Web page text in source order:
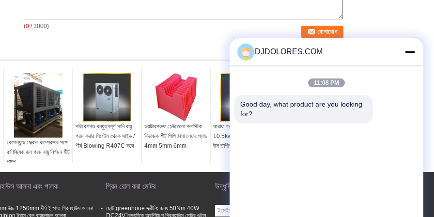
(0 / 3000)
কোপল্যান্ড স্ক্রোল কম্প্রেসার সঙ্গে
বাণিজ্যিক জল গরম বায়ু নির্গমন হীট
পাম্প
পরিবেশগত বন্ধুত্বপূর্ণ পানি বায়ু
গরম করার সিস্টেম থেকে সাইড /
শীর্ষ Blowing R407C সঙ্গে
ওয়াটারপ্রুফ ঢেউতোলা প্লাস্টিক
বিভাজক শীট পিপি ঠালা লেয়ার প্যাড
4mm 5mm 6mm
ঘরোয়া গরম জল 3.89 কপ
10.5kw গরম করার ক্ষমতা এয়ার
উত্স তাপীকরণ পাম্প
আলনা এবং পালক
উচ্চ 1250mm দীর্ঘ ইস্পাত গ্রিনহাউস আলনা
ট্রাস রেল বায়ুচলাচল আলনা
গ্রিন রোল করা মোটর
ছোট greenhoue স্ক্রীনিং জন্য 50Nm 40W
DC24V বৈদ্যুতিক অবশিষ্টাংশ গ্রিনহাউস মোটর গুটান
উদ্ধৃতির জন্য আবেদন
DJDOLORES.COM
11:08 PM
Good day, what product are you looking
for?